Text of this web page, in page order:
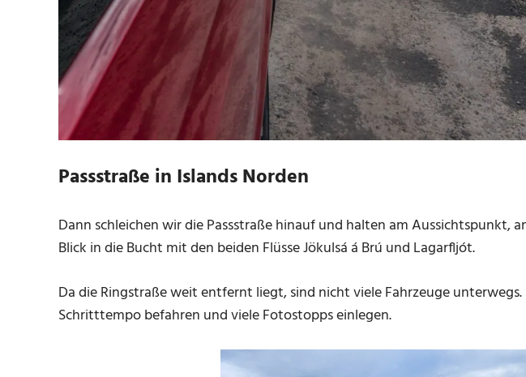
Passstraße in Islands Norden
Dann schleichen wir die Passstraße hinauf und halten am
Blick in die Bucht mit den beiden Flüsse Jökulsá á Brú und Lagarfljót.
Da die Ringstraße weit entfernt liegt, sind nicht viele Fahrzeuge
Schritttempo befahren und viele Fotostopps einlegen.